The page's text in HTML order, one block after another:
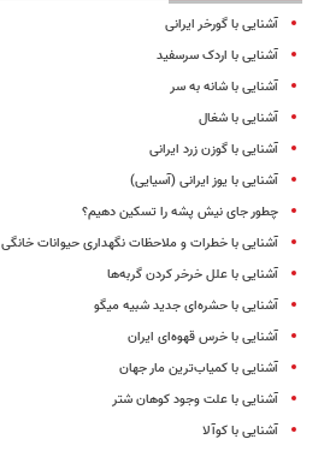
آشنایی با گورخر ایرانی
آشنایی با اردک سرسفید
آشنایی با شانه به سر
آشنایی با شغال
آشنایی با گوزن زرد ایرانی
آشنایی با یوز ایرانی (آسیایی)
چطور جای نیش پشه را تسکین دهیم؟
آشنایی با خطرات و ملاحظات نگهداری حیوانات خانگی
آشنایی با علل خرخر کردن گربه‌ها
آشنایی با حشره‌ای جدید شبیه میگو
آشنایی با خرس قهوه‌ای ایران
آشنایی با کمیاب‌ترین مار جهان
آشنایی با علت وجود کوهان شتر
آشنایی با کوآلا